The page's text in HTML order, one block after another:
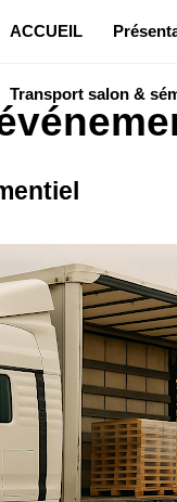
ACCUEIL
Transport salon &